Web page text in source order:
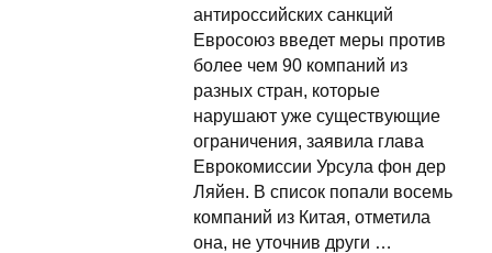
антироссийских санкций
Евросоюз введет меры против
более чем 90 компаний из
разных стран, которые
нарушают уже существующие
ограничения, заявила глава
Еврокомиссии Урсула фон дер
Ляйен. В список попали восемь
компаний из Китая, отметила
она, не уточнив други …